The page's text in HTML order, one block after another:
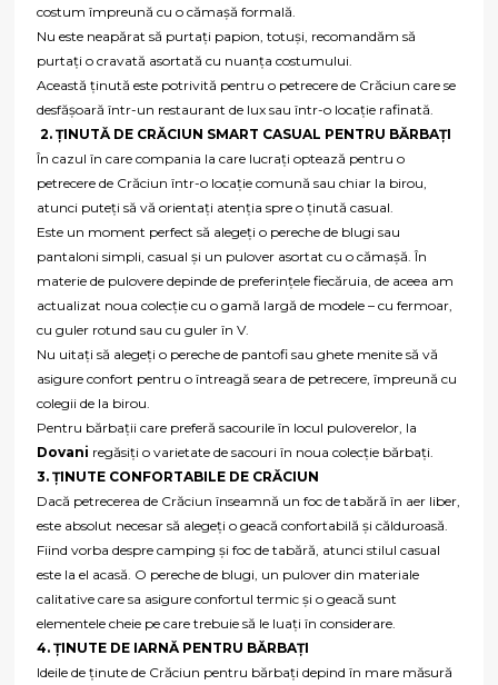
costum împreună cu o cămașă formală.
Nu este neapărat să purtați papion, totuși, recomandăm să
purtați o cravată asortată cu nuanța costumului.
Această ținută este potrivită pentru o petrecere de Crăciun care se
desfășoară într-un restaurant de lux sau într-o locație rafinată.
2. ȚINUTĂ DE CRĂCIUN SMART CASUAL PENTRU BĂRBAȚI
În cazul în care compania la care lucrați optează pentru o
petrecere de Crăciun într-o locație comună sau chiar la birou,
atunci puteți să vă orientați atenția spre o ținută casual.
Este un moment perfect să alegeți o pereche de blugi sau
pantaloni simpli, casual și un pulover asortat cu o cămașă. În
materie de pulovere depinde de preferințele fiecăruia, de aceea am
actualizat noua colecție cu o gamă largă de modele – cu fermoar,
cu guler rotund sau cu guler în V.
Nu uitați să alegeți o pereche de pantofi sau ghete menite să vă
asigure confort pentru o întreagă seara de petrecere, împreună cu
colegii de la birou.
Pentru bărbații care preferă sacourile în locul puloverelor, la
Dovani regăsiți o varietate de sacouri în noua colecție bărbați.
3. ȚINUTE CONFORTABILE DE CRĂCIUN
Dacă petrecerea de Crăciun înseamnă un foc de tabără în aer liber,
este absolut necesar să alegeți o geacă confortabilă și călduroasă.
Fiind vorba despre camping și foc de tabără, atunci stilul casual
este la el acasă. O pereche de blugi, un pulover din materiale
calitative care sa asigure confortul termic și o geacă sunt
elementele cheie pe care trebuie să le luați în considerare.
4. ȚINUTE DE IARNĂ PENTRU BĂRBAȚI
Ideile de ținute de Crăciun pentru bărbați depind în mare măsură